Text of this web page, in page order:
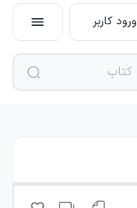
ورود کاربر